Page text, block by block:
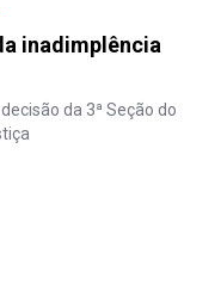
inadimplência
da 3ª Seção do